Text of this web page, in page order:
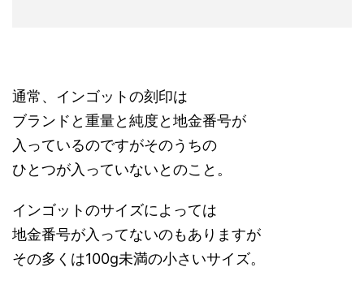
通常、インゴットの刻印は
ブランドと重量と純度と地金番号が
入っているのですがそのうちの
ひとつが入っていないとのこと。
インゴットのサイズによっては
地金番号が入ってないのもありますが
その多くは100g未満の小さいサイズ。